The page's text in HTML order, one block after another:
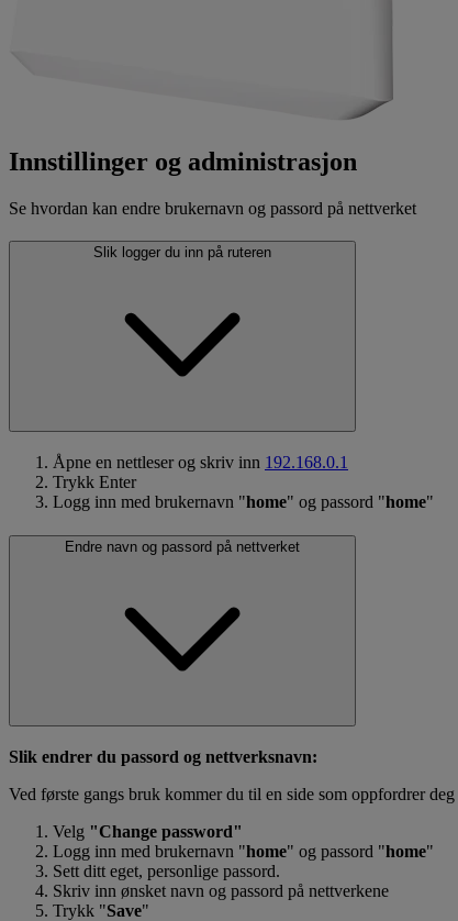
Innstillinger og administrasjon
Se hvordan kan endre brukernavn og passord på nettverket
Slik logger du inn på ruteren
Åpne en nettleser og skriv inn 192.168.0.1
Trykk Enter
Logg inn med brukernavn "home" og passord "home"
Endre navn og passord på nettverket
Slik endrer du passord og nettverksnavn:
Ved første gangs bruk kommer du til en side som oppfordrer
Velg "Change password"
Logg inn med brukernavn "home" og passord "home"
Sett ditt eget, personlige passord.
Skriv inn ønsket navn og passord på nettverkene
Trykk "Save"